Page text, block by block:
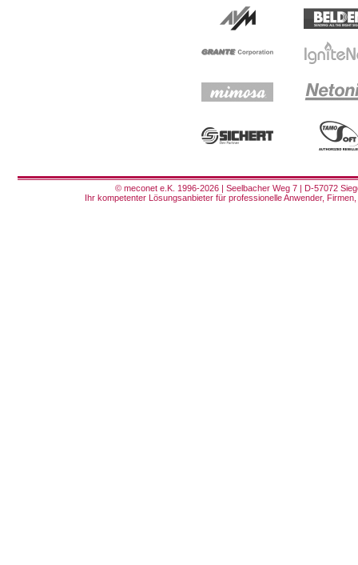
© meconet e.K. 1996-2026 | Seelbacher Weg 7 | D-57072
Ihr kompetenter Lösungsanbieter für professionelle Anwender,